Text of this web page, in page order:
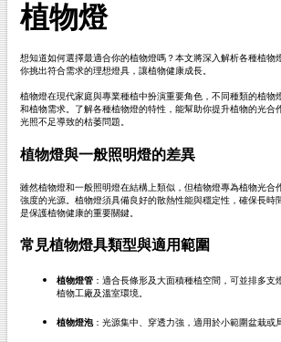
植物燈
想知道如何選擇最適合你的植物燈嗎？本文將深入解析各種植物
你挑出符合需求的理想燈具，讓植物健康成長。
植物燈在現代家庭與專業種植中扮演重要角色，不同種類的植物
和植物需求。了解各種植物燈的特性，能幫助你提升植物的光合
光照不足導致的枯萎問題。
植物燈與一般照明燈的差異
雖然植物燈和一般照明燈在結構上類似，但植物燈專為植物光合
強度的光源。植物燈須具備良好的散熱性能與穩定性，確保長時
是保護植物健康的重要關鍵。
常見植物燈具類型與適用範圍
植物燈管 ：適合長條形及大面積種植空間，可並排多支
植物工廠及溫室環境。
植物燈泡：光源集中、穿透力強，適用於小範圍盆栽或